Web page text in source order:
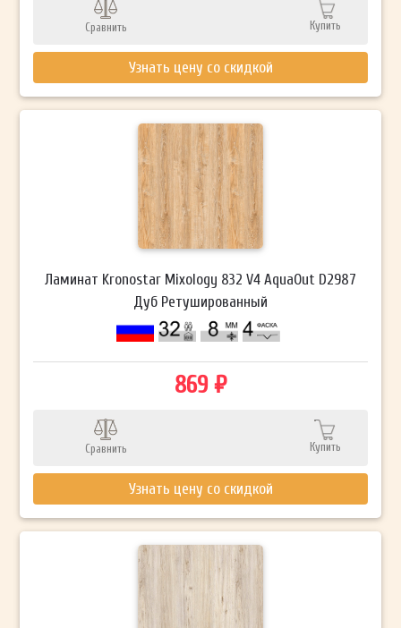
Сравнить Купить
Узнать цену со скидкой
Ламинат Kronostar Mixology 832 V4 AquaOut D2987
Дуб Ретушированный
869 ₽
Сравнить Купить
Узнать цену со скидкой